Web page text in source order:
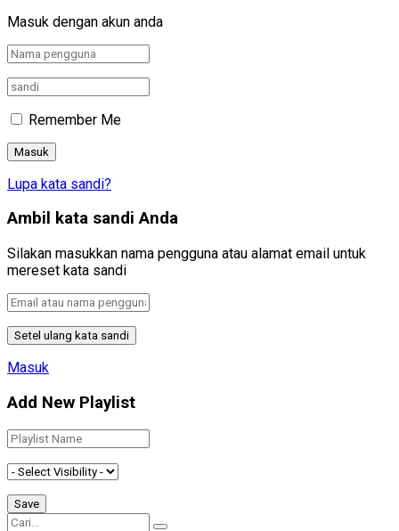
Masuk dengan akun anda
Remember Me
Lupa kata sandi?
Ambil kata sandi Anda
Silakan masukkan nama pengguna atau alamat email untuk
mereset kata sandi
Masuk
Add New Playlist